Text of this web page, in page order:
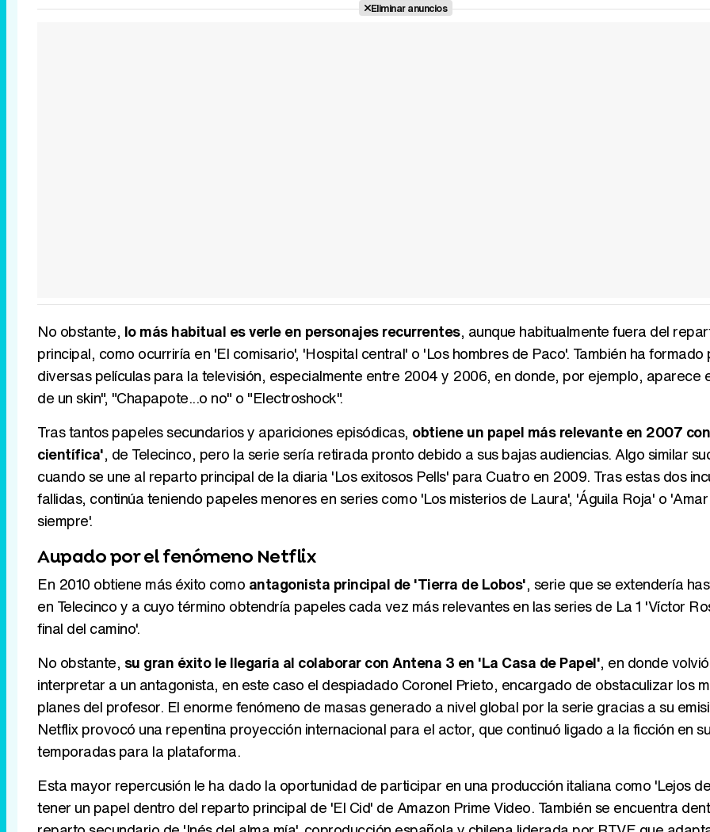
Eliminar anuncios
No obstante, lo más habitual es verle en personajes recurrentes, aunque habitualmente fuera del
principal, como ocurriría en 'El comisario', 'Hospital central' o 'Los hombres de Paco'. También ha
diversas películas para la televisión, especialmente entre 2004 y 2006, en donde, por ejemplo, aparece
de un skin", "Chapapote...o no" o "Electroshock".
Tras tantos papeles secundarios y apariciones episódicas, obtiene un papel más relevante en 2007
científica', de Telecinco, pero la serie sería retirada pronto debido a sus bajas audiencias. Algo similar
cuando se une al reparto principal de la diaria 'Los exitosos Pells' para Cuatro en 2009. Tras estas dos
fallidas, continúa teniendo papeles menores en series como 'Los misterios de Laura', 'Águila Roja' o
siempre'.
Aupado por el fenómeno Netflix
En 2010 obtiene más éxito como antagonista principal de 'Tierra de Lobos', serie que se extendería
en Telecinco y a cuyo término obtendría papeles cada vez más relevantes en las series de La 1 'Víctor
final del camino'.
No obstante, su gran éxito le llegaría al colaborar con Antena 3 en 'La Casa de Papel', en donde
interpretar a un antagonista, en este caso el despiadado Coronel Prieto, encargado de obstaculizar los
planes del profesor. El enorme fenómeno de masas generado a nivel global por la serie gracias a su
Netflix provocó una repentina proyección internacional para el actor, que continuó ligado a la ficción en
temporadas para la plataforma.
Esta mayor repercusión le ha dado la oportunidad de participar en una producción italiana como 'Lejos
tener un papel dentro del reparto principal de 'El Cid' de Amazon Prime Video. También se encuentra